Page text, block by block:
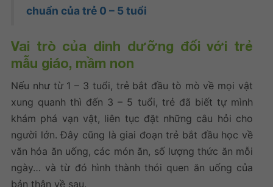
chuẩn của trẻ 0 – 5 tuổi
Vai trò của dinh dưỡng đối với trẻ
mẫu giáo, mầm non
Nếu như từ 1 – 3 tuổi, trẻ bắt đầu tò mò về mọi vật
xung quanh thì đến 3 – 5 tuổi, trẻ đã biết tự mình
khám phá vạn vật, liên tục đặt những câu hỏi cho
người lớn. Đây cũng là giai đoạn trẻ bắt đầu học về
văn hóa ăn uống, các món ăn, số lượng thức ăn mỗi
ngày… và từ đó hình thành thói quen ăn uống của
bản thân về sau.